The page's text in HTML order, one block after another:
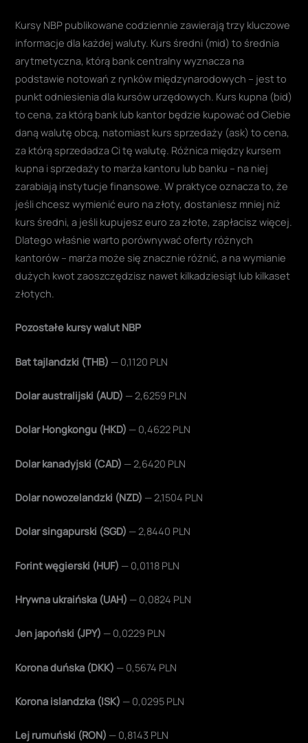
Kursy NBP publikowane codziennie zawierają trzy kluczowe
informacje dla każdej waluty. Kurs średni (mid) to średnia
arytmetyczna, którą bank centralny wyznacza na
podstawie notowań z rynków międzynarodowych – jest to
punkt odniesienia dla kursów urzędowych. Kurs kupna (bid)
to cena, za którą bank lub kantor będzie kupować od Ciebie
daną walutę obcą, natomiast kurs sprzedaży (ask) to cena,
za którą sprzedadza Ci tę walutę. Różnica między kursem
kupna i sprzedaży to marża kantoru lub banku – na niej
zarabiają instytucje finansowe. W praktyce oznacza to, że
jeśli chcesz wymienić euro na złoty, dostaniesz mniej niż
kurs średni, a jeśli kupujesz euro za złote, zapłacisz więcej.
Dlatego właśnie warto porównywać oferty różnych
kantorów – marża może się znacznie różnić, a na wymianie
dużych kwot zaoszczędzisz nawet kilkadziesiąt lub kilkaset
złotych.
Pozostałe kursy walut NBP
Bat tajlandzki (THB) — 0,1120 PLN
Dolar australijski (AUD) — 2,6259 PLN
Dolar Hongkongu (HKD) — 0,4622 PLN
Dolar kanadyjski (CAD) — 2,6420 PLN
Dolar nowozelandzki (NZD) — 2,1504 PLN
Dolar singapurski (SGD) — 2,8440 PLN
Forint węgierski (HUF) — 0,0118 PLN
Hrywna ukraińska (UAH) — 0,0824 PLN
Jen japoński (JPY) — 0,0229 PLN
Korona duńska (DKK) — 0,5674 PLN
Korona islandzka (ISK) — 0,0295 PLN
Lej rumuński (RON) — 0,8143 PLN